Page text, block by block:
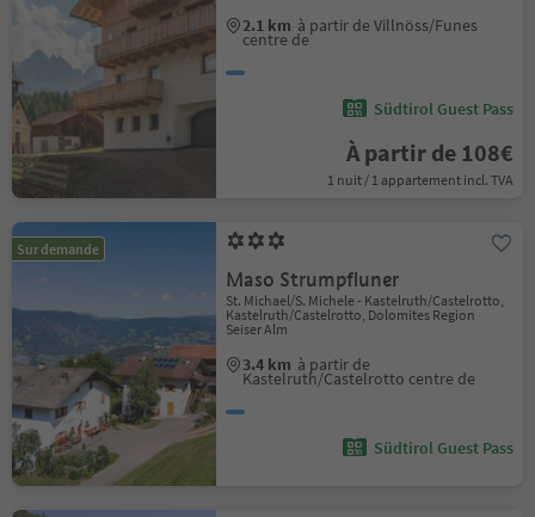
2.1 km à partir de Villnöss/Funes
centre de
Südtirol Guest Pass
À partir de 108€
1 nuit / 1 appartement incl. TVA
Sur demande
Maso Strumpfluner
St. Michael/S. Michele - Kastelruth/Castelrotto,
Kastelruth/Castelrotto, Dolomites Region
Seiser Alm
3.4 km à partir de
Kastelruth/Castelrotto centre de
Südtirol Guest Pass